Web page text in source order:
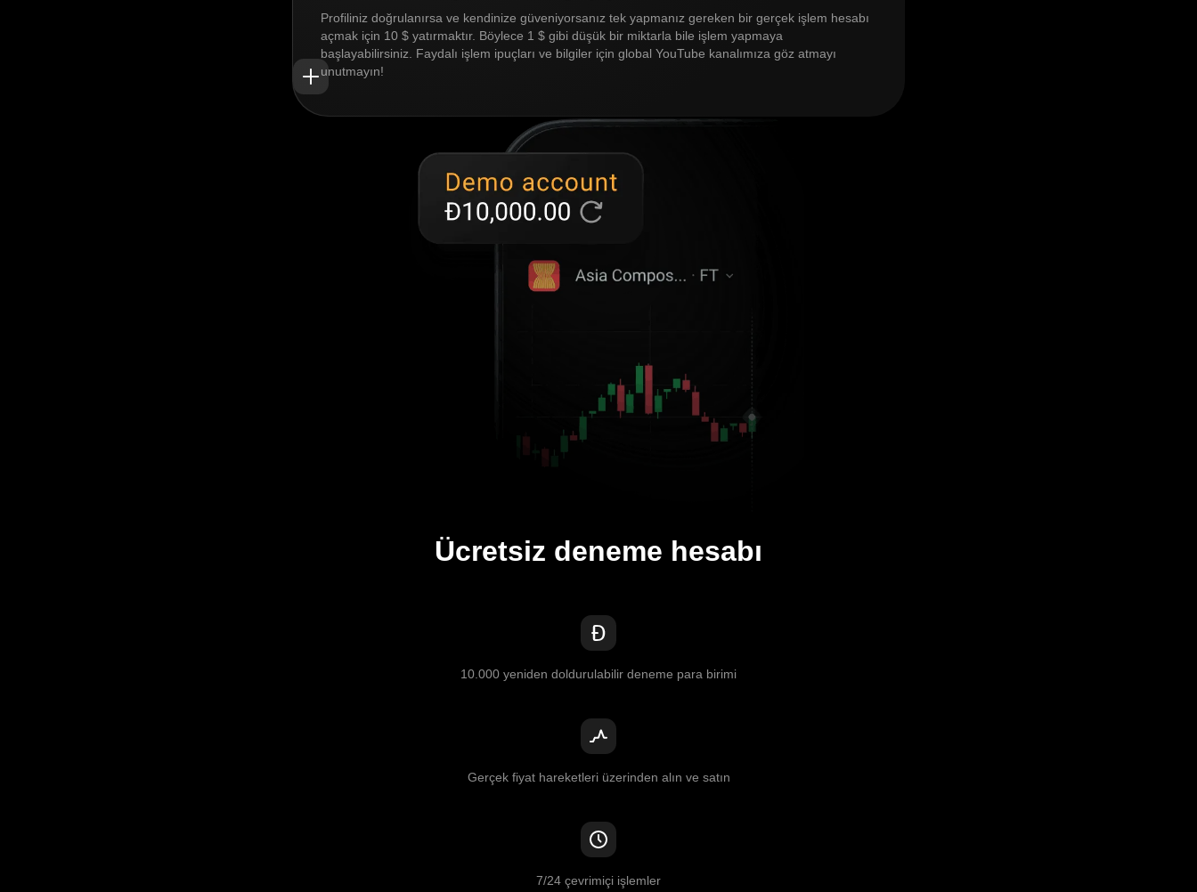
Profiliniz doğrulanırsa ve kendinize güveniyorsanız tek yapmanız gereken bir gerçek işlem hesabı
açmak için 10 $ yatırmaktır. Böylece 1 $ gibi düşük bir miktarla bile işlem yapmaya
başlayabilirsiniz. Faydalı işlem ipuçları ve bilgiler için global YouTube kanalımıza göz atmayı
unutmayın!
Ücretsiz deneme hesabı
10.000 yeniden doldurulabilir deneme para birimi
Gerçek fiyat hareketleri üzerinden alın ve satın
7/24 çevrimiçi işlemler